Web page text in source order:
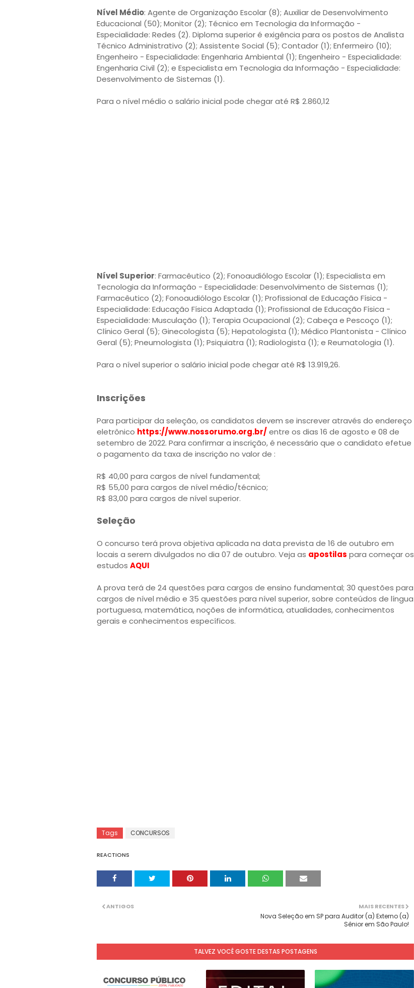
Nível Médio: Agente de Organização Escolar (8); Auxiliar de Desenvolvimento
Educacional (50); Monitor (2); Técnico em Tecnologia da Informação -
Especialidade: Redes (2). Diploma superior é exigência para os postos de Analista
Técnico Administrativo (2); Assistente Social (5); Contador (1); Enfermeiro (10);
Engenheiro - Especialidade: Engenharia Ambiental (1); Engenheiro - Especialidade:
Engenharia Civil (2); e Especialista em Tecnologia da Informação - Especialidade:
Desenvolvimento de Sistemas (1).
Para o nível médio o salário inicial pode chegar até R$ 2.860,12
Nível Superior: Farmacêutico (2); Fonoaudiólogo Escolar (1); Especialista em
Tecnologia da Informação - Especialidade: Desenvolvimento de Sistemas (1);
Farmacêutico (2); Fonoaudiólogo Escolar (1); Profissional de Educação Física -
Especialidade: Educação Física Adaptada (1); Profissional de Educação Física -
Especialidade: Musculação (1); Terapia Ocupacional (2); Cabeça e Pescoço (1);
Clínico Geral (5); Ginecologista (5); Hepatologista (1); Médico Plantonista - Clínico
Geral (5); Pneumologista (1); Psiquiatra (1); Radiologista (1); e Reumatologia (1).
Para o nível superior o salário inicial pode chegar até R$ 13.919,26.
Inscrições
Para participar da seleção, os candidatos devem se inscrever através do endereço
eletrônico https://www.nossorumo.org.br/ entre os dias 16 de agosto e 08 de
setembro de 2022. Para confirmar a inscrição, é necessário que o candidato efetue
o pagamento da taxa de inscrição no valor de :
R$ 40,00 para cargos de nível fundamental;
R$ 55,00 para cargos de nível médio/técnico;
R$ 83,00 para cargos de nível superior.
Seleção
O concurso terá prova objetiva aplicada na data prevista de 16 de outubro em
locais a serem divulgados no dia 07 de outubro. Veja as apostilas para começar os
estudos AQUI
A prova terá de 24 questões para cargos de ensino fundamental; 30 questões para
cargos de nível médio e 35 questões para nível superior, sobre conteúdos de língua
portuguesa, matemática, noções de informática, atualidades, conhecimentos
gerais e conhecimentos específicos.
Tags CONCURSOS
REACTIONS
MAIS RECENTES
Nova Seleção em SP para Auditor (a) Externo (a)
Sênior em São Paulo!
ANTIGOS
TALVEZ VOCÊ GOSTE DESTAS POSTAGENS